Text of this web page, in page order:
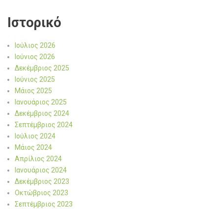
Ιστορικό
Ιούλιος 2026
Ιούνιος 2026
Δεκέμβριος 2025
Ιούνιος 2025
Μάιος 2025
Ιανουάριος 2025
Δεκέμβριος 2024
Σεπτέμβριος 2024
Ιούλιος 2024
Μάιος 2024
Απρίλιος 2024
Ιανουάριος 2024
Δεκέμβριος 2023
Οκτώβριος 2023
Σεπτέμβριος 2023